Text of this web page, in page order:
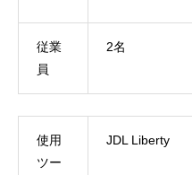
従業
員
2名
使用
ツー
JDL Liberty